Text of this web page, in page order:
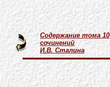
Содержание тома 10
сочинений
И.В. Сталина